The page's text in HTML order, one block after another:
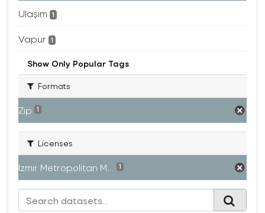
Ulaşım 1
Vapur 1
Show Only Popular Tags
Formats
Zip 1
Licenses
Izmir Metropolitan M... 1